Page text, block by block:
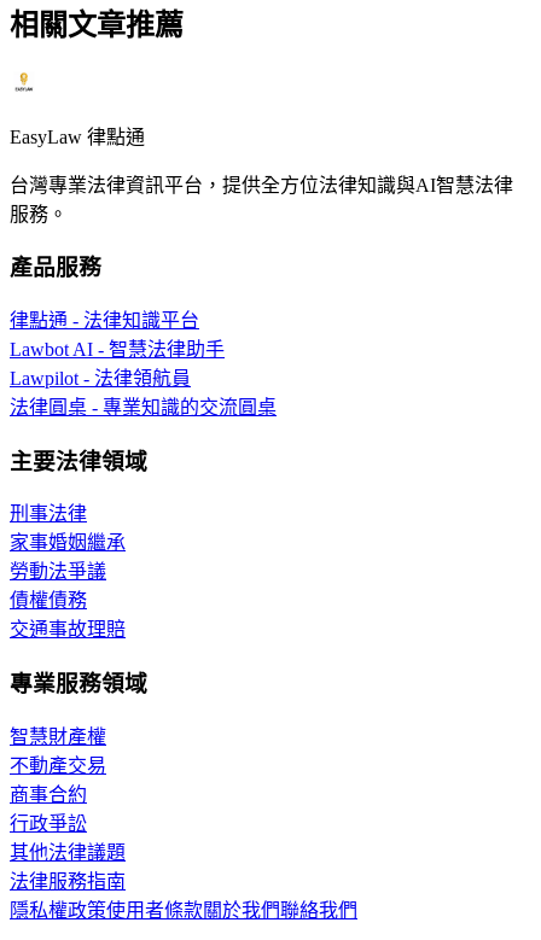
相關文章推薦
EasyLaw 律點通
台灣專業法律資訊平台，提供全方位法律知識與AI智慧法律
服務。
產品服務
律點通 - 法律知識平台
Lawbot AI - 智慧法律助手
Lawpilot - 法律領航員
法律圓桌 - 專業知識的交流圓桌
主要法律領域
刑事法律
家事婚姻繼承
勞動法爭議
債權債務
交通事故理賠
專業服務領域
智慧財產權
不動產交易
商事合約
行政爭訟
其他法律議題
法律服務指南
隱私權政策使用者條款關於我們聯絡我們